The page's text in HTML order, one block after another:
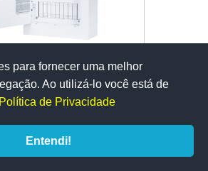
COMP BIF 80A 16D
VER DETALHES
para fornecer uma melhor
Ao utilizá-lo você está de
Política de Privacidade
Entendi!